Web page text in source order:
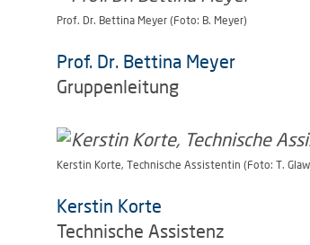
Prof. Dr. Bettina Meyer (Foto: B. Meyer)
Prof. Dr. Bettina Meyer
Gruppenleitung
Kerstin Korte, Technische Assistentin (Foto: T.
Kerstin Korte
Technische Assistenz